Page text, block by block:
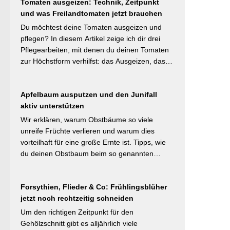
Mulchstrategie: Im Frühjahr regt eine frische
Schicht das Bodenleben an, im Frühsommer
schützt sie vor Austrocknung. Die ideale
Schichtdicke liegt bei 5–10 cm, immer mit
Abstand zum Pflanzenstamm, um Fäulnis zu
vermeiden. Besonders wertvoll: Häufige Fehler
Material werden klar benannt. [Thema-Tag:
#Bodenpflege #Mulchen
#BiologischerGartenbau]
Tomaten ausgeizen: Technik, Zeitpunkt
und was Freilandtomaten jetzt brauchen
Du möchtest deine Tomaten ausgeizen und
pflegen? In diesem Artikel zeige ich dir drei
Pflegearbeiten, mit denen du deinen Tomaten
zur Höchstform verhilfst: das Ausgeizen, das
pro Woche und Tomatenpflanze, sorgen aber
dafür, dass du mehr und größere Früchte
erntest und der gefürchteten Tomatenkrankheit
Braunfäule vorbeugst. Weiterlesen bei
Wurzelwerk – Gartenwissen von Profis
Kurzfassung: Ein bildreich illustrierter Praxis-
wiederholt werden. Geiztriebe morgens
entfernen, damit Wunden rasch abtrocknen.
Das Anbinden des Haupttriebs an Stäbe oder
Schnüren verhindert Windschäden. Für
Apfelbaum ausputzen und den Junifall
aktiv unterstützen
Wir erklären, warum Obstbäume so viele
unreife Früchte verlieren und warum dies
vorteilhaft für eine große Ernte ist. Tipps, wie
du deinen Obstbaum beim so genannten
jetzt – vor dem natürlichen Junifall in 3–4
Wochen – sollten überzählige Früchte manuell
ausgedünnt werden. Der Artikel erklärt: Nur 4–
5 % der Blüten werden zu Früchten, ein
Forsythien, Flieder & Co: Frühlingsblüher
jetzt noch rechtzeitig schneiden
Um den richtigen Zeitpunkt für den
Gehölzschnitt gibt es alljährlich viele